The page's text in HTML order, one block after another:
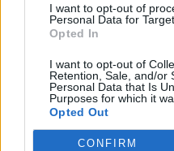
I want to opt-out of
Personal Data for
Opted In
I want to opt-out of
Retention, Sale, and/or
Personal Data that Is
Purposes for which it
Opted Out
CONFIRM
algunos hechos